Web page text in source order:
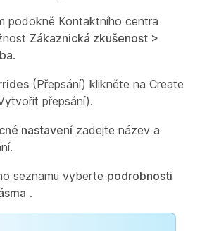
podokně Kontaktního centra
Zákaznická zkušenost >
.
(Přepsání) klikněte na Create
přepsání).
nastavení zadejte název a
seznamu vyberte podrobnosti
.